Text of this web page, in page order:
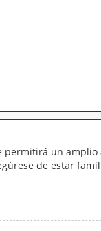
un
de estar